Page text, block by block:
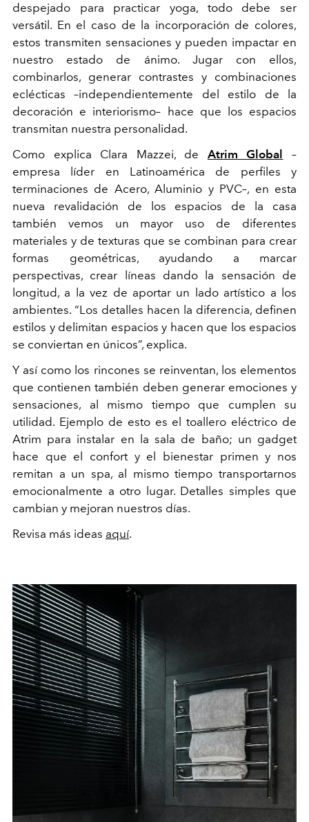
despejado para practicar yoga, todo debe ser
versátil. En el caso de la incorporación de colores,
estos transmiten sensaciones y pueden impactar en
nuestro estado de ánimo. Jugar con ellos,
combinarlos, generar contrastes y combinaciones
eclécticas –independientemente del estilo de la
decoración e interiorismo– hace que los espacios
transmitan nuestra personalidad.
Como explica Clara Mazzei, de Atrim Global
–
empresa líder en Latinoamérica de perfiles y
terminaciones de Acero, Aluminio y PVC–, en esta
nueva revalidación de los espacios de la casa
también vemos un mayor uso de diferentes
materiales y de texturas que se combinan para crear
formas geométricas, ayudando a marcar
perspectivas, crear líneas dando la sensación de
longitud, a la vez de aportar un lado artístico a los
ambientes. “Los detalles hacen la diferencia, definen
estilos y delimitan espacios y hacen que los espacios
se conviertan en únicos”, explica.
Y así como los rincones se reinventan, los elementos
que contienen también deben generar emociones y
sensaciones, al mismo tiempo que cumplen su
utilidad. Ejemplo de esto es el toallero eléctrico de
Atrim para instalar en la sala de baño; un gadget
hace que el confort y el bienestar primen y nos
remitan a un spa, al mismo tiempo transportarnos
emocionalmente a otro lugar. Detalles simples que
cambian y mejoran nuestros días.
Revisa más ideas aquí.